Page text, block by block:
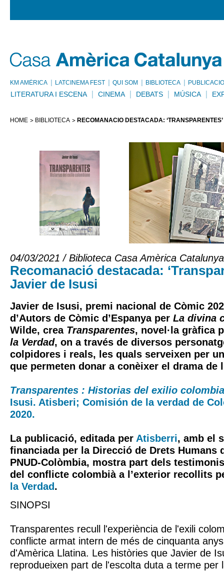
KM AMÈRICA LATCINEMA FEST QUI SOM BIBLIOTECA
LITERATURA I ESCENA CINEMA DEBATS MÚSICA
HOME BIBLIOTECA RECOMANACIÓ DESTACADA:
04/03/2021 / Biblioteca Casa Amèrica Catalunya
Recomanació destacada:
Javier de Isusi
Javier de Isusi, premi nacional de Còmic
d’Autors de Còmic d’Espanya per La divina
Wilde, crea Transparentes, novel·la gràfica
la Verdad, on a través de diversos
colpidores i reals, les quals serveixen per
que permeten donar a conèixer el drama de
Transparentes : Historias del exilio
Isusi. Atisberi; Comisión de la verdad de
2020.
La publicació, editada per Atisberri, amb el
financiada per la Direcció de Drets Humans
PNUD-Colòmbia, mostra part dels
del conflicte colombià a l’exterior recollits
la Verdad.
SINOPSI
Transparentes recull l'experiència de l'exili
conflicte armat intern de més de cinquanta
d'Amèrica Llatina. Les històries que Javier de
reprodueixen part de l'escolta duta a terme per